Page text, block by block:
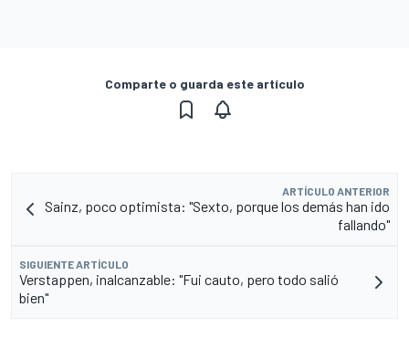
Comparte o guarda este artículo
ARTÍCULO ANTERIOR
Sainz, poco optimista: "Sexto, porque los demás han ido
fallando"
SIGUIENTE ARTÍCULO
Verstappen, inalcanzable: "Fui cauto, pero todo salió
bien"